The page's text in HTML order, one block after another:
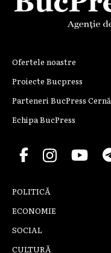
Ofertele noastre
Proiecte Bucpress
Parteneri BucPress
Echipa BucPress
POLITICĂ
ECONOMIE
SOCIAL
CULTURĂ